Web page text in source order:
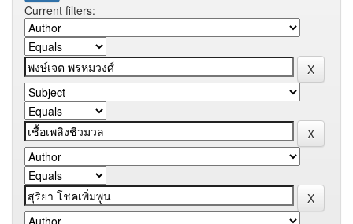
Current filters: